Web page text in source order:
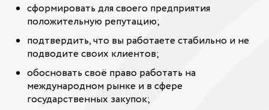
сформировать для своего предприятия
положительную репутацию;
подтвердить, что вы работаете стабильно и не
подводите своих клиентов;
обосновать своё право работать на
международном рынке и в сфере
государственных закупок;